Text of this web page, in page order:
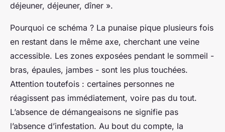
déjeuner, déjeuner, dîner ».
Pourquoi ce schéma ? La punaise pique plusieurs fois
en restant dans le même axe, cherchant une veine
accessible. Les zones exposées pendant le sommeil -
bras, épaules, jambes - sont les plus touchées.
Attention toutefois : certaines personnes ne
réagissent pas immédiatement, voire pas du tout.
L’absence de démangeaisons ne signifie pas
l’absence d’infestation. Au bout du compte, la